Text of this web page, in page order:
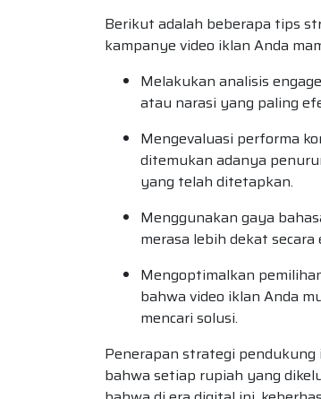
Berikut adalah beberapa tips
kampanye video iklan Anda
Melakukan analisis
atau narasi yang paling
Mengevaluasi performa
ditemukan adanya
yang telah ditetapkan.
Menggunakan gaya
merasa lebih dekat
Mengoptimalkan
bahwa video iklan Anda
mencari solusi.
Penerapan strategi
bahwa setiap rupiah yang